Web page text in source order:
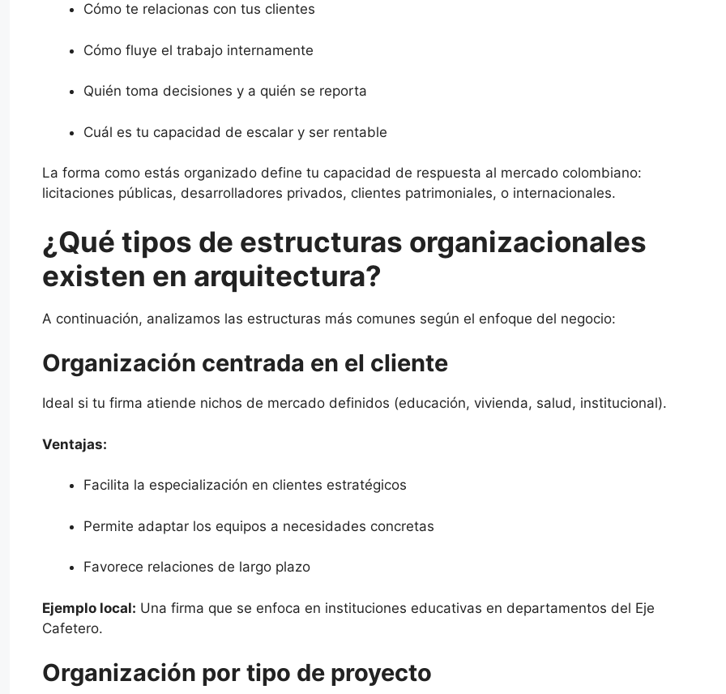
Cómo te relacionas con tus clientes
Cómo fluye el trabajo internamente
Quién toma decisiones y a quién se reporta
Cuál es tu capacidad de escalar y ser rentable
La forma como estás organizado define tu capacidad de respuesta al mercado colombiano:
licitaciones públicas, desarrolladores privados, clientes patrimoniales, o internacionales.
¿Qué tipos de estructuras organizacionales
existen en arquitectura?
A continuación, analizamos las estructuras más comunes según el enfoque del negocio:
Organización centrada en el cliente
Ideal si tu firma atiende nichos de mercado definidos (educación, vivienda, salud, institucional).
Ventajas:
Facilita la especialización en clientes estratégicos
Permite adaptar los equipos a necesidades concretas
Favorece relaciones de largo plazo
Ejemplo local: Una firma que se enfoca en instituciones educativas en departamentos del Eje
Cafetero.
Organización por tipo de proyecto